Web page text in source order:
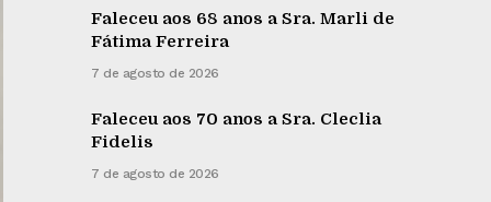
Faleceu aos 68 anos a Sra. Marli de
Fátima Ferreira
7 de agosto de 2026
Faleceu aos 70 anos a Sra. Cleclia
Fidelis
7 de agosto de 2026